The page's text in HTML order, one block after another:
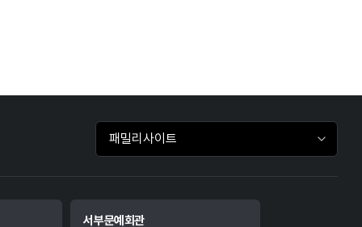
패밀리사이트 바로가기
서부문예회관